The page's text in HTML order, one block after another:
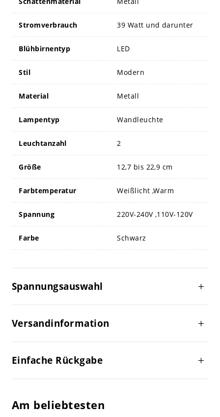
Stromverbrauch 39 Watt und darunter
Blühbirnentyp LED
Stil Modern
Material Metall
Lampentyp Wandleuchte
Leuchtanzahl 2
Größe 12,7 bis 22,9 cm
Farbtemperatur Weißlicht ,Warm
Spannung 220V-240V ,110V-120V
Farbe Schwarz
Spannungsauswahl
Versandinformation
Einfache Rückgabe
Am beliebtesten